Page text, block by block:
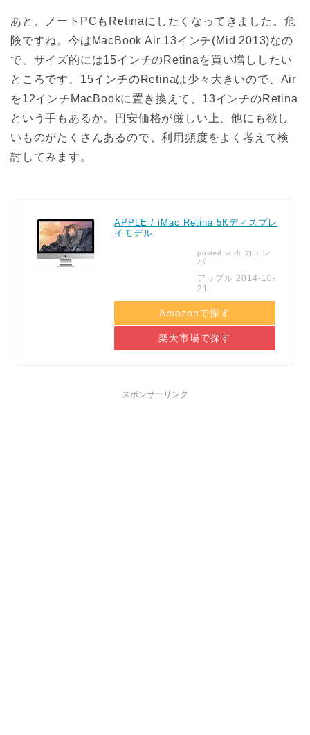
あと、ノートPCもRetinaにしたくなってきました。危
険ですね。今はMacBook Air 13インチ(Mid 2013)なの
で、サイズ的には15インチのRetinaを買い増ししたい
ところです。15インチのRetinaは少々大きいので、Air
を12インチMacBookに置き換えて、13インチのRetina
という手もあるか。円安価格が厳しい上、他にも欲し
いものがたくさんあるので、利用頻度をよく考えて検
討してみます。
APPLE / iMac Retina 5Kディスプレ
イモデル
posted with カエレ
バ
アップル 2014-10-
21
Amazonで探す
楽天市場で探す
スポンサーリンク